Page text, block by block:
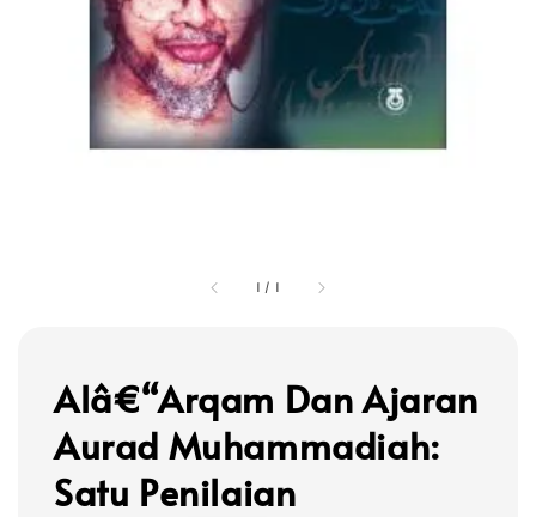
1 / 1
Alâ€“Arqam Dan Ajaran
Aurad Muhammadiah:
Satu Penilaian